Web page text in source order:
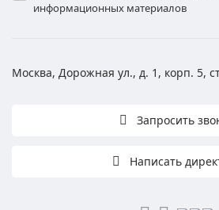
информационных материалов
Москва, Дорожная ул., д. 1, корп. 5,
Запросить
Написать